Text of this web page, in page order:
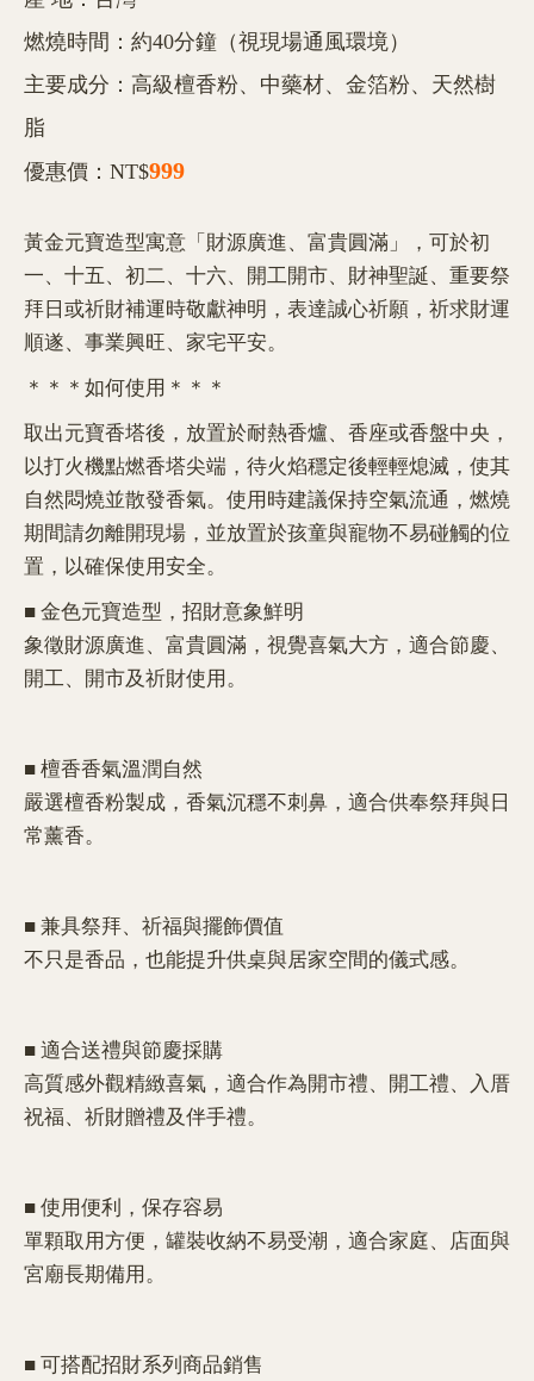
燃燒時間：約40分鐘（視現場通風環境）
主要成分：高級檀香粉、中藥材、金箔粉、天然樹
脂
優惠價：NT$999
黃金元寶造型寓意「財源廣進、富貴圓滿」，可於初
一、十五、初二、十六、開工開市、財神聖誕、重要祭
拜日或祈財補運時敬獻神明，表達誠心祈願，祈求財運
順遂、事業興旺、家宅平安。
＊＊＊如何使用＊＊＊
取出元寶香塔後，放置於耐熱香爐、香座或香盤中央，
以打火機點燃香塔尖端，待火焰穩定後輕輕熄滅，使其
自然悶燒並散發香氣。使用時建議保持空氣流通，燃燒
期間請勿離開現場，並放置於孩童與寵物不易碰觸的位
置，以確保使用安全。
■ 金色元寶造型，招財意象鮮明
象徵財源廣進、富貴圓滿，視覺喜氣大方，適合節慶、
開工、開市及祈財使用。
■ 檀香香氣溫潤自然
嚴選檀香粉製成，香氣沉穩不刺鼻，適合供奉祭拜與日
常薰香。
■ 兼具祭拜、祈福與擺飾價值
不只是香品，也能提升供桌與居家空間的儀式感。
■ 適合送禮與節慶採購
高質感外觀精緻喜氣，適合作為開市禮、開工禮、入厝
祝福、祈財贈禮及伴手禮。
■ 使用便利，保存容易
單顆取用方便，罐裝收納不易受潮，適合家庭、店面與
宮廟長期備用。
■ 可搭配招財系列商品銷售